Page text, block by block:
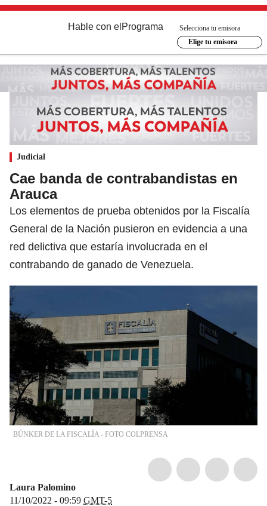
Hable con el Programa
Selecciona tu emisora
Elige tu emisora
Judicial
Cae banda de contrabandistas en
Arauca
Los elementos de prueba obtenidos por la Fiscalía
General de la Nación pusieron en evidencia a una
red delictiva que estaría involucrada en el
contrabando de ganado de Venezuela.
BÚNKER DE LA FISCALÍA - FOTO COLPRENSA
Laura Palomino
11/10/2022 - 09:59 GMT-5